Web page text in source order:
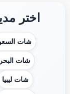
اختر
شات
شات
شات ليبيا